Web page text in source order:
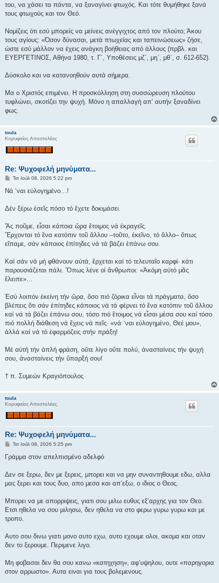
του, να χάσει τα πάντα, να ξαναγίνει φτωχός. Και τότε θυμήθηκε ξανά
τους φτωχούς και τον Θεό.
Νομίζεις ότι εσύ μπορείς να μείνεις ανέγγιχτος από τον πλούτο; Άκου
τους αγίους: «Όσον δύνασαι, μετά πτωχείας και ταπεινώσεως» ζήσε,
ώστε εσύ μάλλον να έχεις ανάγκη βοήθειας από άλλους (πρβλ. και
ΕΥΕΡΓΕΤΙΝΟΣ, Αθήνα 1980, τ. Γ΄, Υποθέσεις μζ΄, μη΄, μθ΄, σ. 612-652).
Δύσκολο και να κατανοηθούν αυτά σήμερα.
Μα ο Χριστός επιμένει. Η προσκόλληση στη συσσώρευση πλούτου
τυφλώνει, σκοτίζει την ψυχή. Μόνο η απαλλαγή απ’ αυτήν ξαναδίνει
φως.
toula
Κορυφαίος Αποστολέας
Re: Ψυχοφελή μηνύματα...
Δ
μ
ί
σ
η
Τετ Ιούλ 08, 2026 5:22 pm
Νά ‘ναι εὐλογημένο…!
Δέν ξέρω ἐσεῖς πόσο τό ἔχετε δοκιμάσει.
Ἄς ποῦμε, εἶσαι κάποια ὥρα ἕτοιμος νά ἐκραγεῖς.
Ἔρχονται τό ἕνα κατόπιν τοῦ ἄλλου –τοῦτο, ἐκεῖ­νο, τό ἄλλο– ὅπως
εἴπαμε, σάν κάποιος ἐπίτηδες νά τά βάζει ἐπάνω σου.
Καί σάν νά μή φθάνουν αὐτά, ἔρχεται καί τό τε­λευταῖο καρφί· κάτι
παρουσιάζεται πάλι. Ὅπως λένε οἱ ἄνθρωποι: «Ἀκόμη αὐτό μᾶς
ἔλειπε»…
Ἐσύ λοιπόν ἐκείνη τήν ὥρα, ὅσο πιό ζόρικα εἶναι τά πράγματα, ὅσο
βλέπεις ὅτι σάν ἐπίτηδες κάποιος νά τά φέρνει τό ἕνα κατόπιν τοῦ ἄλλου
καί νά τά βάζει ἐπάνω σου, τόσο πιό ἕτοιμος νά εἶσαι μέσα σου καί τόσο
πιό πολλή διάθεση νά ἔχεις νά πεῖς· «νά ᾿ναι εὐλογημένο, Θεέ μου»,
ἀλλά καί νά τό ἐφαρμόζεις στήν πράξη!
Μέ αὐτή τήν ἁπλή φράση, οὔτε λίγο οὔτε πολύ, ἀνασταίνεις τήν ψυχή
σου, ἀνασταίνεις τήν ὕπαρξή σου!
† π. Συμεών Κραγιόπουλος
toula
Κορυφαίος Αποστολέας
Re: Ψυχοφελή μηνύματα...
Δ
μ
ί
υ
Τετ Ιούλ 08, 2026 5:25 pm
Γράμμα στον απελπισμένο αδελφό
Δεν σε ξερω, δεν με ξερεις, μπορει και να μην συναντηθουμε εδω, αλλα
μας ξερει και τους δυο, απο μεσα και απ’εξω, ο ιδιος ο Θεος.
Μπορει να με απορριψεις, γιατι σου μιλω ευθυς εξ’αρχης για τον Θεο.
Ετσι ηθελα να σου μιλησω, δεν ηθελα να στο φερω γυρω γυρω και με
τροπο.
Αυτο σου δινω γιατι μονο αυτο εχω, αυτο εχουμε ολοι, ακομα και οταν
δεν το ξερουμε. Περιμενε λιγο.
Μη φοβασαι δεν θα σου κανω «κατηχηση», αφ’υψηλου, ουτε «παρηγορια
στον αρρωστο». Αυτα ειναι για τους βολεμενους.